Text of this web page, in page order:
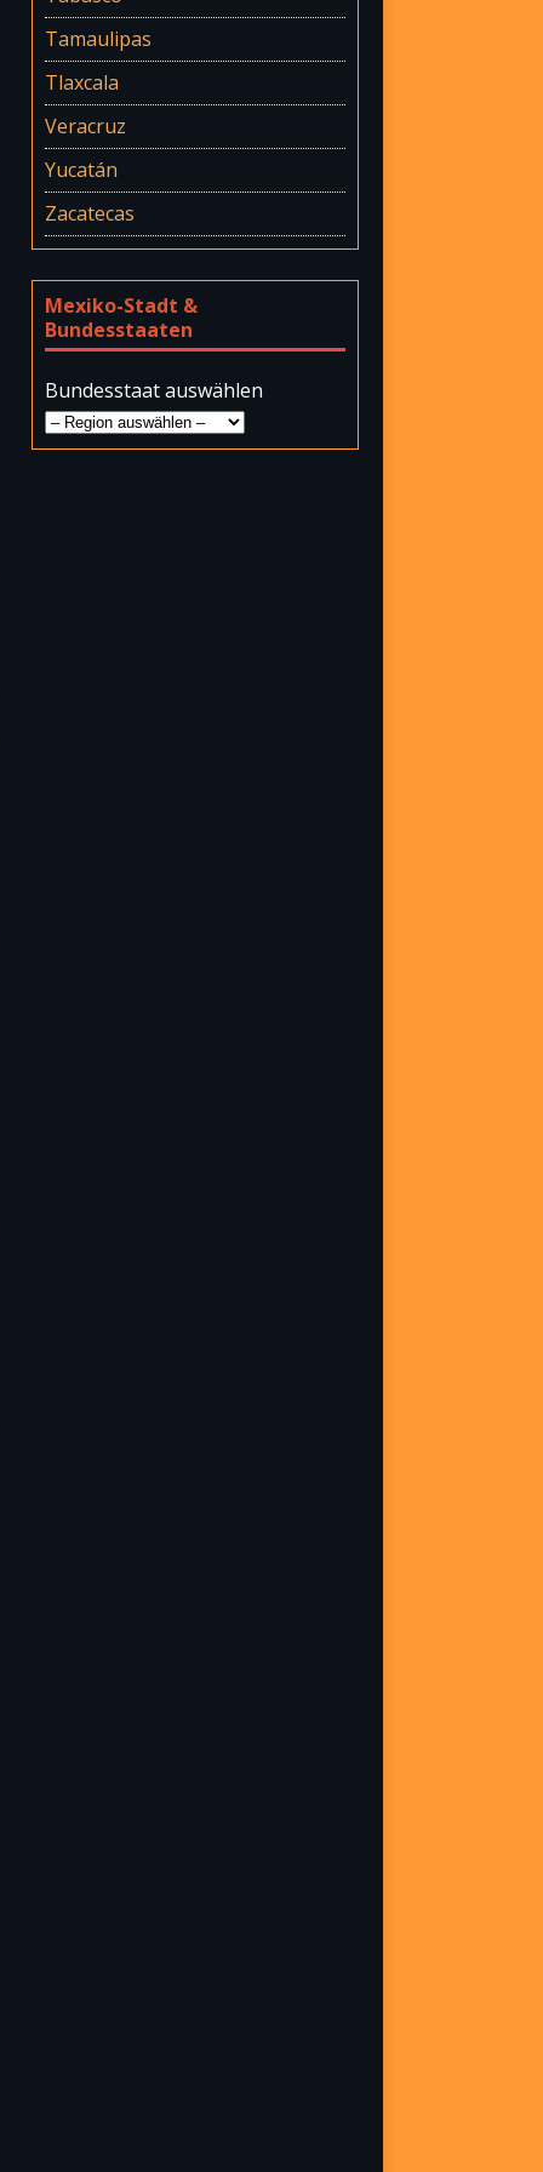
Tamaulipas
Tlaxcala
Veracruz
Yucatán
Zacatecas
Mexiko-Stadt &
Bundesstaaten
Bundesstaat auswählen